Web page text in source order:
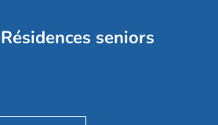
seniors